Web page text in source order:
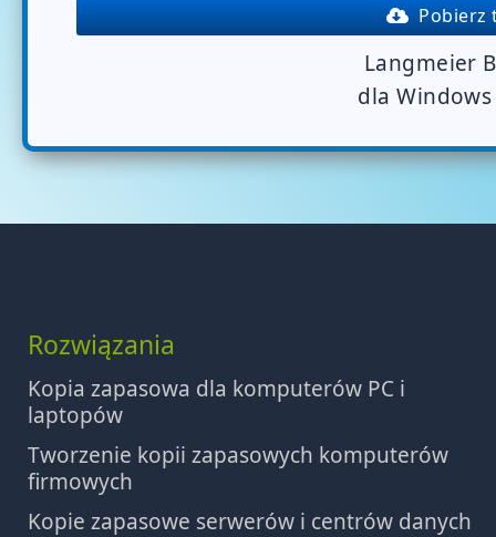
Pobierz
Langmeier
dla
Rozwiązania
Kopia zapasowa dla komputerów PC i
laptopów
Tworzenie kopii zapasowych komputerów
firmowych
Kopie zapasowe serwerów i centrów danych